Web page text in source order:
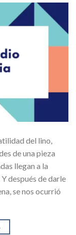
del lino,
de una pieza
llegan a la
después de darle
se nos ocurrió